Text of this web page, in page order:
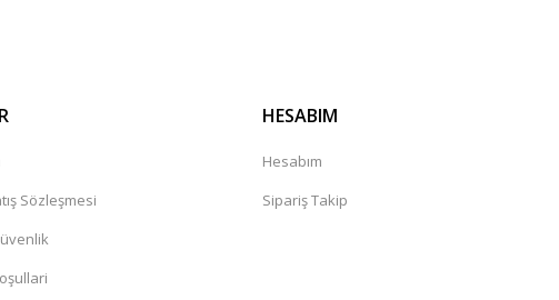
Sözleşmesi
HESABIM
Hesabım
Sipariş Takip